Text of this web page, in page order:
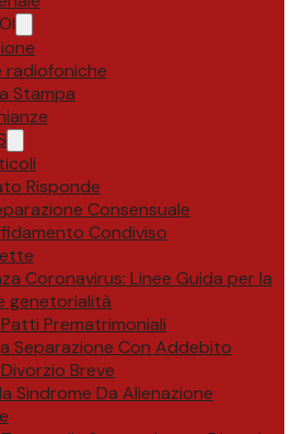
radiofoniche
Stampa
Risponde
Consensuale
Condiviso
Coronavirus: Linee Guida per la
genetorialità
Prematrimoniali
Separazione Con Addebito
Breve
Sindrome Da Alienazione